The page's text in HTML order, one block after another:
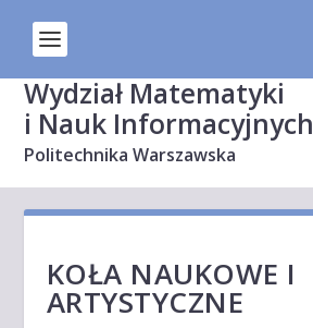
Wydział Matematyki
i Nauk Informacyjnych
Politechnika Warszawska
KOŁA NAUKOWE I
ARTYSTYCZNE